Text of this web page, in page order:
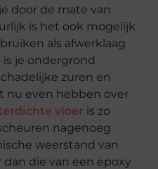
door de mate van
is het ook mogelijk
als afwerklaag
is je ondergrond
zuren en
nu even hebben over
vloer is zo
nagenoeg
weerstand van
die van een epoxy